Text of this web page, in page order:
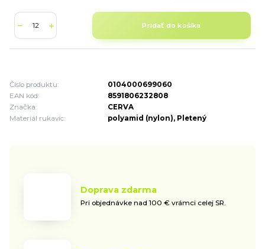
Pridať do košíka
Číslo produktu:
0104000699060
EAN kód:
8591806232808
Značka:
CERVA
Materiál rukavíc:
polyamid (nylon), Pletený
Doprava zdarma
Pri objednávke nad 100 € vrámci celej SR.